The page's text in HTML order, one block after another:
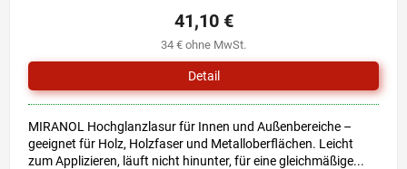
34 € ohne MwSt.
41,10 €
Detail
MIRANOL Hochglanzlasur für Innen und Außenbereiche –
geeignet für Holz, Holzfaser und Metalloberflächen. Leicht
zum Applizieren, läuft nicht hinunter, für eine gleichmäßige...